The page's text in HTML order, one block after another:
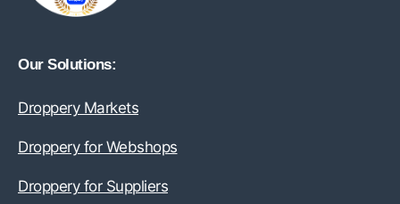
Our Solutions:
Droppery Markets
Droppery for Webshops
Droppery for Suppliers